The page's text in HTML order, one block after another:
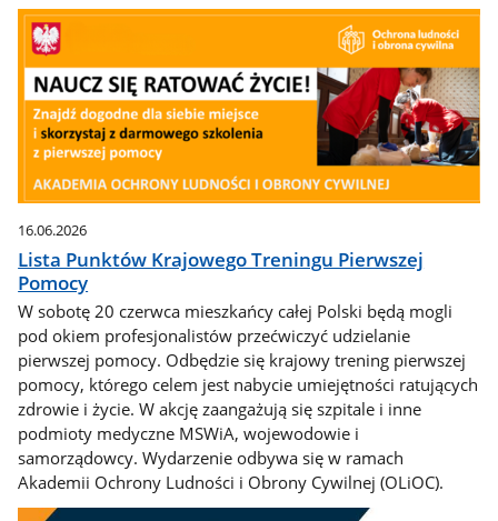
16.06.2026
Lista Punktów Krajowego Treningu Pierwszej
Pomocy
W sobotę 20 czerwca mieszkańcy całej Polski będą mogli
pod okiem profesjonalistów przećwiczyć udzielanie
pierwszej pomocy. Odbędzie się krajowy trening pierwszej
pomocy, którego celem jest nabycie umiejętności ratujących
zdrowie i życie. W akcję zaangażują się szpitale i inne
podmioty medyczne MSWiA, wojewodowie i
samorządowcy. Wydarzenie odbywa się w ramach
Akademii Ochrony Ludności i Obrony Cywilnej (OLiOC).